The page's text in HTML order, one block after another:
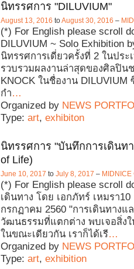
นิทรรศการ "DILUVIUM"
August 13, 2016 toAugust 30, 2016 –
(*) For English please scroll
DILUVIUM ~ Solo Exhibition
นิทรรศการเดี่ยวครั้งที่ 2 ในประ
รวบรวมผลงานล่าสุดของศิลปิน
KNOCK ในชื่องาน DILUVIUM
กำ…
Organized by NEWS
Type: art, exhibiton
นิทรรศการ "บันทึกการเดินทา
of Life)
June 10, 2017 to July 8, 2017 – MIDNICE
(*) For English please scroll
เดินทาง โดย เอกภัทร์ เหมรา
กรกฏาคม 2560 "การเดินทางแ
วัฒนธรรมที่แตกต่าง พบเจอสิ่ง
ในขณะเดียวกัน เราก็ได้เรี…
Organized by NEWS
Type: art, exhibition